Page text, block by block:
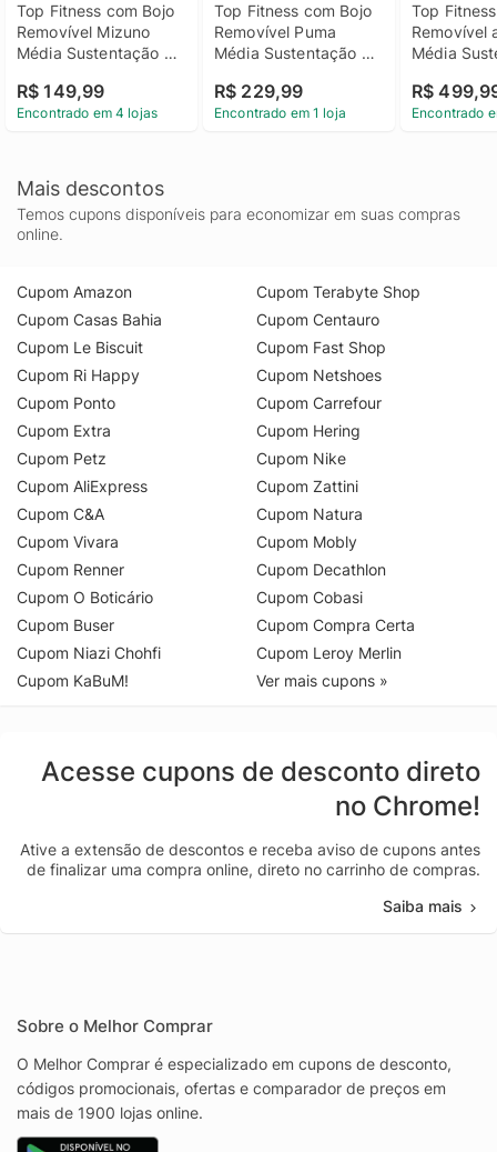
Top Fitness com Bojo
Removível Mizuno
Média Sustentação
R$ 149,99
Encontrado em 4 lojas
Top Fitness com Bojo
Removível Puma
Média Sustentação
Adulto
R$ 229,99
Encontrado em 1 loja
Top
Removível
Média
Adulto
R$
Encontrado
Mais descontos
Temos cupons disponíveis para economizar em suas compras
online.
Cupom Amazon
Cupom Casas Bahia
Cupom Le Biscuit
Cupom Ri Happy
Cupom Ponto
Cupom Extra
Cupom Petz
Cupom AliExpress
Cupom C&A
Cupom Vivara
Cupom Renner
Cupom O Boticário
Cupom Buser
Cupom Niazi Chohfi
Cupom KaBuM!
Cupom Terabyte Shop
Cupom Centauro
Cupom Fast Shop
Cupom Netshoes
Cupom Carrefour
Cupom Hering
Cupom Nike
Cupom Zattini
Cupom Natura
Cupom Mobly
Cupom Decathlon
Cupom Cobasi
Cupom Compra Certa
Cupom Leroy Merlin
Ver mais cupons »
Acesse cupons de desconto direto
no Chrome!
Ative a extensão de descontos e receba aviso de cupons antes
de finalizar uma compra online, direto no carrinho de compras.
Saiba mais
Sobre o Melhor Comprar
O Melhor Comprar é especializado em cupons de desconto,
códigos promocionais, ofertas e comparador de preços em
mais de 1900 lojas online.